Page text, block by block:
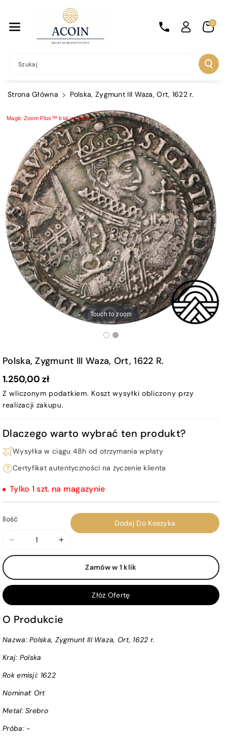
Szukaj
0
Strona Główna Polska, Zygmunt III Waza, Ort, 1622 r.
Magic Zoom Plus™ trial version
Touch to zoom
Polska, Zygmunt III Waza, Ort, 1622 R.
1.250,00 zł
Z wliczonym podatkiem. Koszt wysyłki obliczony przy
realizacji zakupu.
Dlaczego warto wybrać ten produkt?
Wysyłka w ciągu 48h od otrzymania wpłaty
Certyfikat autentyczności na życzenie klienta
Tylko 1 szt. na magazynie
Ilość
Zmniejsz
ilość
Polska,
III
Waza,
1622
r.
Zwiększ
ilość
Polska,
Zygmunt
III
Waza,
1622
Dodaj Do Koszyka
Zamów w 1 klik
Złóż Ofertę
O Produkcie
Nazwa: Polska, Zygmunt III Waza, Ort, 1622 r.
Kraj: Polska
Rok emisji: 1622
Nominał: Ort
Metal: Srebro
Próba: -